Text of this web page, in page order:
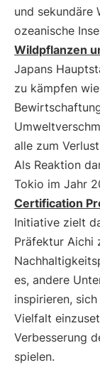
und sekundäre
ozeanische
Wildpflanzen
Japans
zu kämpfen
alle zum
Als Reaktion
Tokio im Jahr
Certification
Initiative zielt
Präfektur Aichi
es, andere
inspirieren,
Vielfalt
Verbesserung
spielen.